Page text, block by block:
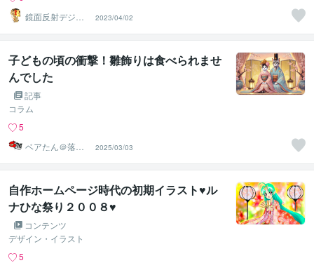
鏡面反射デジタ
ルアート製作所
（鈴木穣）
2023/04/02
子どもの頃の衝撃！雛飾りは食べられませ
んでした
記事
コラム
5
ベアたん＠落書
きイラストレー
ター
2025/03/03
自作ホームページ時代の初期イラスト♥ル
ナひな祭り２００８♥
コンテンツ
デザイン・イラスト
5